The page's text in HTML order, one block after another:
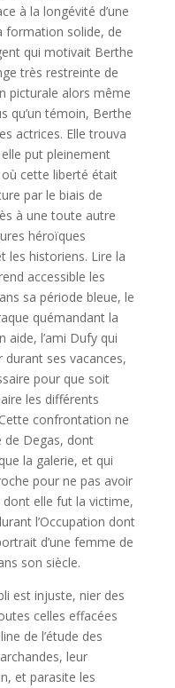
à la longévité d’une
formation solide, de
qui motivait Berthe
très restreinte de
picturale alors même
qu’un témoin, Berthe
actrices. Elle trouva
put pleinement
cette liberté était
par le biais de
à une toute autre
héroïques
les historiens. Lire la
accessible les
sa période bleue, le
quémandant la
aide, l’ami Dufy qui
ses vacances,
pour que soit
les différents
confrontation ne
de Degas, dont
la galerie, et qui
pour ne pas avoir
dont elle fut la victime,
l’Occupation dont
d’une femme de
son siècle.
est injuste, nier des
celles effacées
de l’étude des
leur
et parasite les